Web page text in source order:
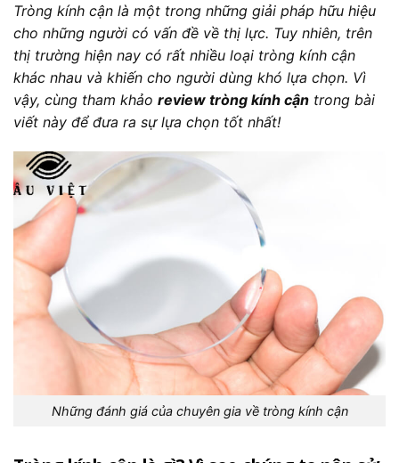
Tròng kính cận là một trong những giải pháp hữu hiệu
cho những người có vấn đề về thị lực. Tuy nhiên, trên
thị trường hiện nay có rất nhiều loại tròng kính cận
khác nhau và khiến cho người dùng khó lựa chọn. Vì
vậy, cùng tham khảo review tròng kính cận trong bài
viết này để đưa ra sự lựa chọn tốt nhất!
Những đánh giá của chuyên gia về tròng kính cận